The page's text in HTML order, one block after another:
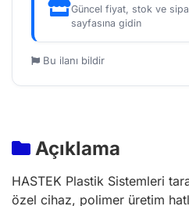
Güncel fiyat, stok ve
sayfasına gidin
Bu ilanı bildir
Açıklama
HASTEK Plastik Sistemleri
özel cihaz, polimer üretim